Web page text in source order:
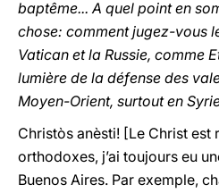
baptême... A quel point en
chose: comment jugez-vous
Vatican et la Russie, comme
lumière de la défense des
Moyen-Orient, surtout en
Christòs anèsti! [Le Christ est
orthodoxes, j’ai toujours eu
Buenos Aires. Par exemple,